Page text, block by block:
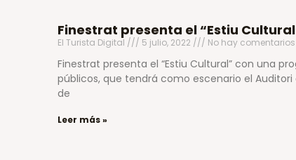
Finestrat presenta el “Estiu
El Turista Digital 5 julio, 2022 No hay comentarios
Finestrat presenta el “Estiu Cultural” con una
públicos, que tendrá como escenario el Auditori
de
Leer más »